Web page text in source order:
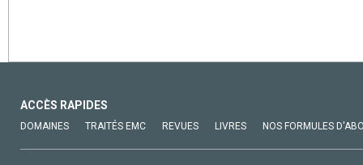
ACCÈS RAPIDES
DOMAINES TRAITÉS EMC REVUES LIVRES NOS FORMULES